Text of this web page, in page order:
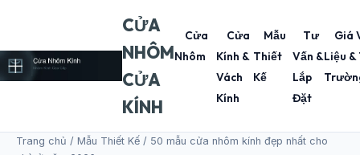
CỬA
NHÔM
CỬA
KÍNH
Cửa
Nhôm
Cửa
Kính &
Vách
Kính
Mẫu
Thiết
Kế
Tư
Vấn &
Lắp
Đặt
Giá
Liệu &
Trang chủ / Mẫu Thiết Kế / 50 mẫu cửa nhôm kính đẹp nhất cho